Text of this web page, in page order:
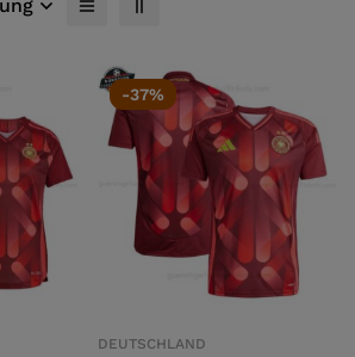
-37%
DEUTSCHLAND